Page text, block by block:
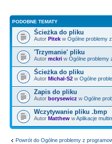
PODOBNE TEMATY
Ścieżka do pliku
Autor Pitek w Ogólne problemy
'Trzymanie' pliku
Autor mckri w Ogólne problemy
Ścieżka do pliku
Autor Michal-S2 w Ogólne
Zapis do pliku
Autor borysewicz w Ogólne
Wczytywanie pliku .bmp
Autor Matthew wAplikacje
Powrót do Ogólne problemy z